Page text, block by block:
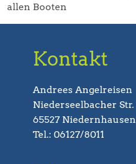
allen Booten
Kontakt
Andrees Angelreisen
Niederseelbacher Str.
65527 Niedernhausen
Tel.: 06127/8011